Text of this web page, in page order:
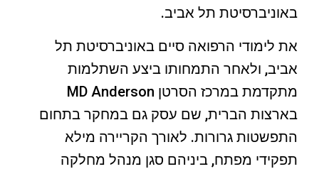
באוניברסיטת תל אביב.
את לימודי הרפואה סיים באוניברסיטת תל
אביב, ולאחר התמחותו ביצע השתלמות
מתקדמת במרכז הסרטן MD Anderson
בארצות הברית, שם עסק גם במחקר בתחום
התפשטות גרורות. לאורך הקריירה מילא
תפקידי מפתח, ביניהם סגן מנהל מחלקה